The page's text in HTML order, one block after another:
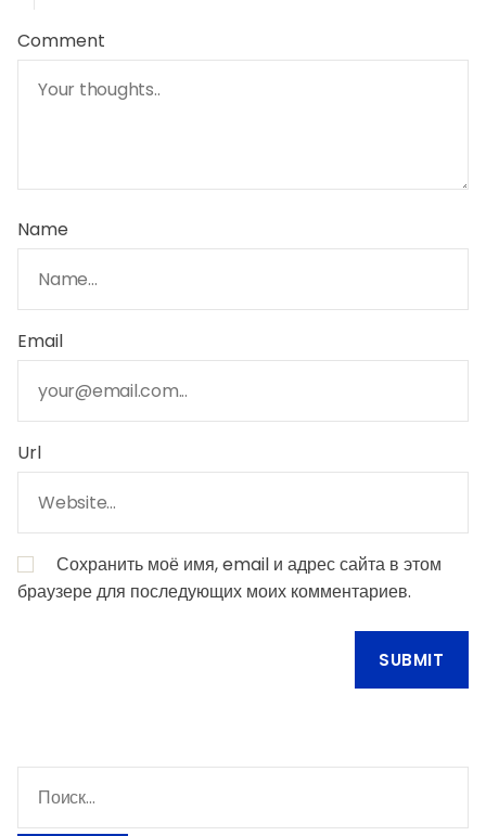
Comment
Name
Email
Url
Сохранить моё имя, email и адрес сайта в этом
браузере для последующих моих комментариев.